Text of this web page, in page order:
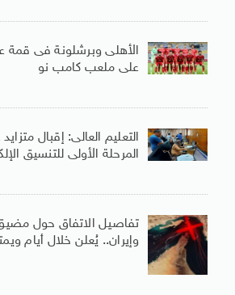
على ملعب كامب نو
التعليم العالى: إقبال
المرحلة الأولى للتنسيق
تفاصيل الاتفاق حول
وإيران.. يُعلن خلال أيام